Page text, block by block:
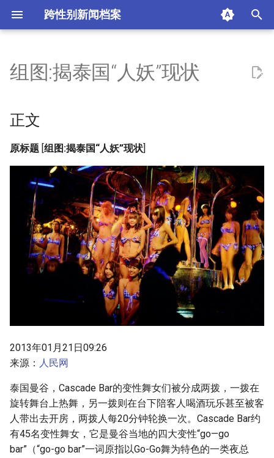
跨性别新闻档案
n
i
a
e
a
r
c
正文
摘要与附加信息
附加信息 [Processed Page
Metadata]
组图:揭泰国“人妖”现状
正文
原标题 [组图:揭泰国“人妖”现状]
2013年01月21日09:26
来源： 人民网
泰国曼谷，Cascade Bar的变性舞女们被分成两拨，一拨在
旋转舞台上热舞，另一拨则在台下陪客人喝酒玩乐甚至被客
人带出去开房，两拨人每20分钟轮换一次。Cascade Bar约
有45名变性舞女，它是曼谷当地的四大变性“go—go
bar”（“go-go bar”一词原指以Go-Go舞为特色的一类夜总